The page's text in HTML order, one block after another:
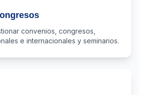
convenios, congresos,
e internacionales y seminarios.